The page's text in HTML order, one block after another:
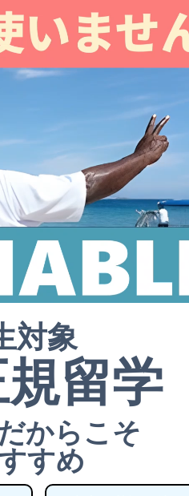
対象
留学
からこそ
すめ